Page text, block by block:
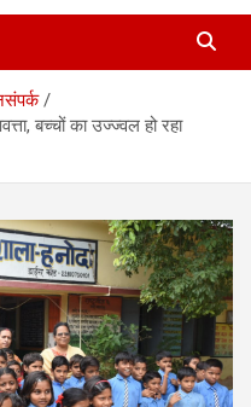
बच्चों का उज्ज्वल हो रहा